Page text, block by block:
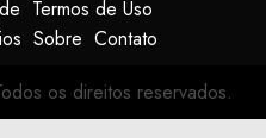
Termos de Uso
Sobre Contato
os direitos reservados.